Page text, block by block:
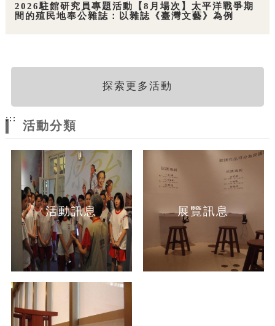
2026駐館研究員專題活動【8月場次】太平洋戰爭期
間的殖民地奉公雜誌：以雜誌《臺灣文藝》為例
探索更多活動
:::
活動分類
活動訊息 展覽訊息